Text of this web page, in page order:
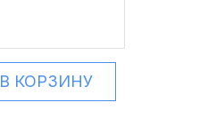
В КОРЗИНУ